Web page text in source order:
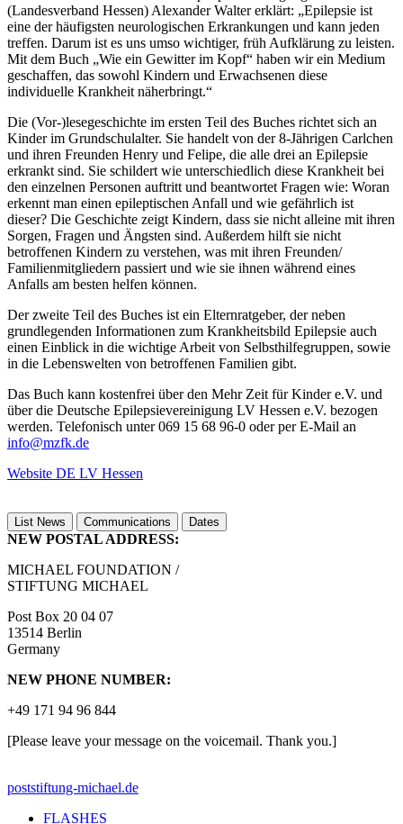
(Landesverband Hessen) Alexander Walter erklärt: „Epilepsie ist
eine der häufigsten neurologischen Erkrankungen und kann jeden
treffen. Darum ist es uns umso wichtiger, früh Aufklärung zu leisten.
Mit dem Buch „Wie ein Gewitter im Kopf“ haben wir ein Medium
geschaffen, das sowohl Kindern und Erwachsenen diese
individuelle Krankheit näherbringt.“
Die (Vor-)lesegeschichte im ersten Teil des Buches richtet sich an
Kinder im Grundschulalter. Sie handelt von der 8-Jährigen Carlchen
und ihren Freunden Henry und Felipe, die alle drei an Epilepsie
erkrankt sind. Sie schildert wie unterschiedlich diese Krankheit bei
den einzelnen Personen auftritt und beantwortet Fragen wie: Woran
erkennt man einen epileptischen Anfall und wie gefährlich ist
dieser? Die Geschichte zeigt Kindern, dass sie nicht alleine mit ihren
Sorgen, Fragen und Ängsten sind. Außerdem hilft sie nicht
betroffenen Kindern zu verstehen, was mit ihren Freunden/
Familienmitgliedern passiert und wie sie ihnen während eines
Anfalls am besten helfen können.
Der zweite Teil des Buches ist ein Elternratgeber, der neben
grundlegenden Informationen zum Krankheitsbild Epilepsie auch
einen Einblick in die wichtige Arbeit von Selbsthilfegruppen, sowie
in die Lebenswelten von betroffenen Familien gibt.
Das Buch kann kostenfrei über den Mehr Zeit für Kinder e.V. und
über die Deutsche Epilepsievereinigung LV Hessen e.V. bezogen
werden. Telefonisch unter 069 15 68 96-0 oder per E-Mail an
info@mzfk.de
Website DE LV Hessen
List News Communications Dates
NEW POSTAL ADDRESS:
MICHAEL FOUNDATION /
STIFTUNG MICHAEL
Post Box 20 04 07
13514 Berlin
Germany
NEW PHONE NUMBER:
+49 171 94 96 844
[Please leave your message on the voicemail. Thank you.]
poststiftung-michael.de
FLASHES